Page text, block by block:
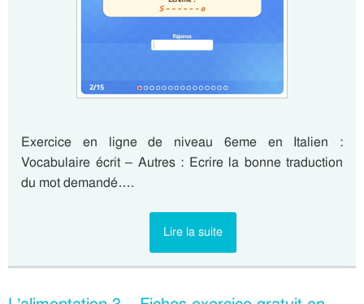
Exercice en ligne de niveau 6eme en Italien :
Vocabulaire écrit – Autres : Ecrire la bonne traduction
du mot demandé….
Lire la suite